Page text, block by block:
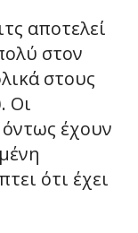
αποτελεί
στον
στους
Οι
έχουν
ότι έχει